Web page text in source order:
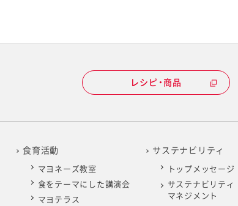
レシピ・商品
食育活動
マヨネーズ教室
食をテーマにした講演会
マヨテラス
サステナビリティ
トップメッセージ
サステナビリティ
マネジメント